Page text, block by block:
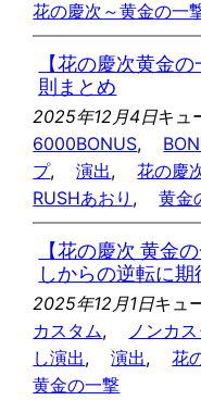
花の慶次～黄金の一
【花の慶次黄金
則まとめ
2025年12月4日キュ
6000BONUS,
プ, 演出, 花の慶
RUSHあおり , 黄金
【花の慶次 黄金
しからの逆転に期
2025年12月1日キュ
カスタム, ノンカ
し演出, 演出, 花
黄金の一撃